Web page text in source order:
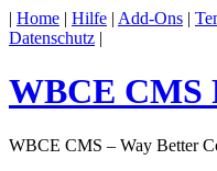
| Home | Hilfe | Add-Ons |
Datenschutz |
WBCE CMS
WBCE CMS – Way Better